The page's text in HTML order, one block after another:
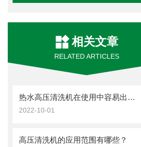
相关文章
RELATED ARTICLES
热水高压清洗机在使用中容易出现哪些问题你知道么?
2022-10-01
高压清洗机的应用范围有哪些？